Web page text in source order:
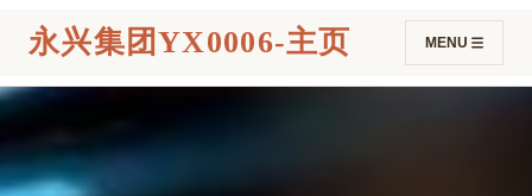
永兴集团YX0006-主页 MENU